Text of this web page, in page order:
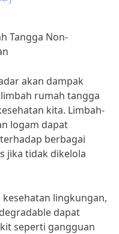
Tangga Non-
akan dampak
rumah tangga
kita. Limbah-
logam dapat
berbagai
jika tidak dikelola
lingkungan,
dapat
seperti gangguan